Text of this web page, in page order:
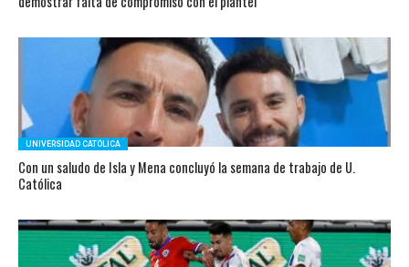
UNIVERSIDAD CATÓLICA
Con un saludo de Isla y Mena concluyó la semana de trabajo de U.
Católica